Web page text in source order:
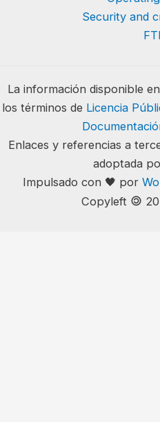
Security and
La información disponible
los términos de Licencia
Enlaces y referencias a
adoptada
Impulsado con 🖤 por
Copyleft 🄯